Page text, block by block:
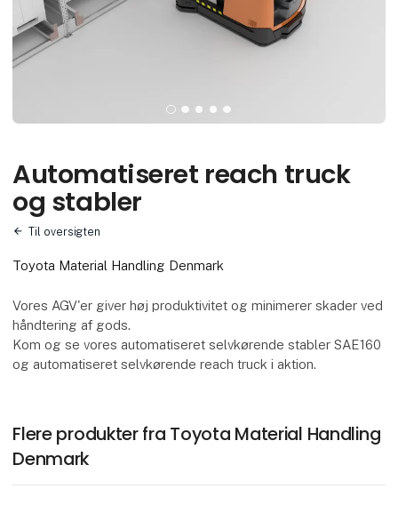
Automatiseret reach truck
og stabler
Til oversigten
Toyota Material Handling Denmark
Vores AGV'er giver høj produktivitet og minimerer skader ved
håndtering af gods.
Kom og se vores automatiseret selvkørende stabler SAE160
og automatiseret selvkørende reach truck i aktion.
Flere produkter fra Toyota Material Handling
Denmark